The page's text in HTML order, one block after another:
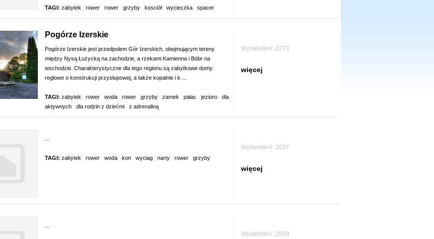
TAGI: zabytek rower rower grzyby kosciół wycieczka spacer
Pogórze Izerskie
Pogórze Izerskie jest przedpolem Gór Izerskich, obejmującym tereny
między Nysą Łużycką na zachodzie, a rzekami Kamienna i Bóbr na
wschodzie. Charakterystyczne dla tego regionu są zabytkowe domy
reglowe o konstrukcji przysłupowej, a także kopalnie i k ...
TAGI: zabytek rower woda rower grzyby zamek pałac jezioro
dla
aktywnych
dla rodzin z dziećmi z adrenaliną
Wyświetleń: 2273
więcej
TAGI: zabytek rower woda kon wyciag narty rower grzyby
Wyświetleń: 2037
więcej
Wyświetleń: 2009